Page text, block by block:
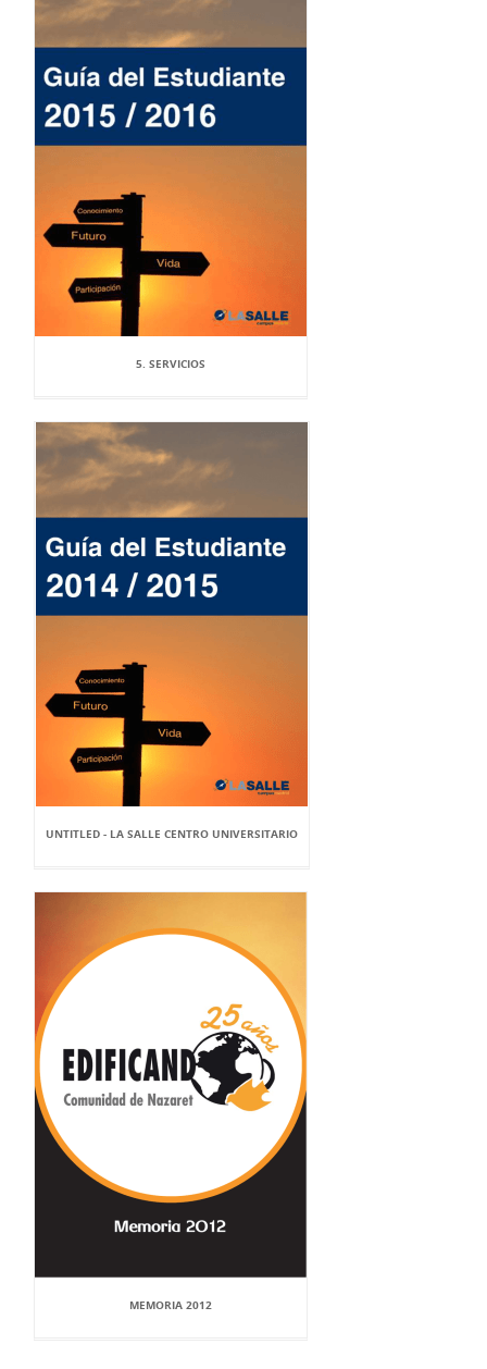
5. SERVICIOS
UNTITLED - LA SALLE CENTRO UNIVERSITARIO
MEMORIA 2012